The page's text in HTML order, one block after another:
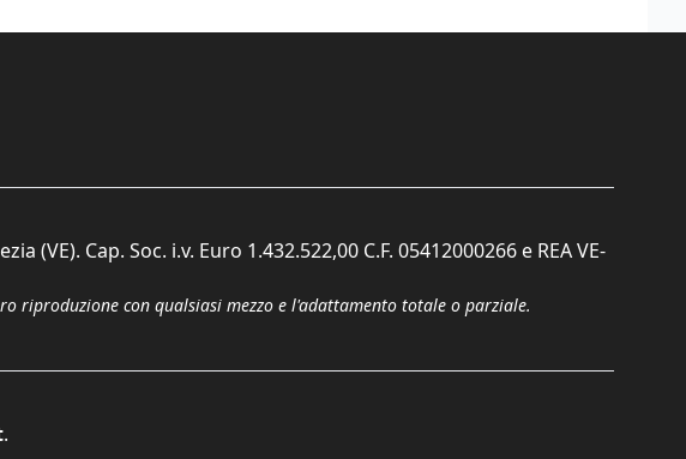
(VE). Cap. Soc. i.v. Euro 1.432.522,00 C.F. 05412000266 e REA VE-
riproduzione con qualsiasi mezzo e l'adattamento totale o parziale.
.